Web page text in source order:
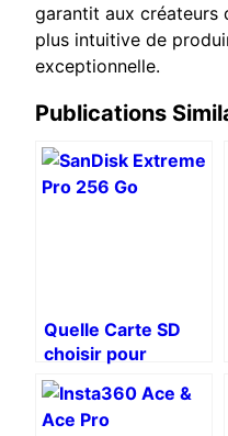
garantit aux créateurs
plus intuitive de
exceptionnelle.
Publications
Quelle Carte SD
choisir pour
Insta360 Ace Pro ?